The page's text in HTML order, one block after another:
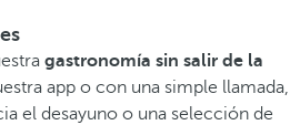
gastronomía sin salir de la
app o con una simple llamada,
el desayuno o una selección de